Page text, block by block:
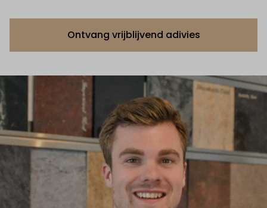
Ontvang vrijblijvend adivies